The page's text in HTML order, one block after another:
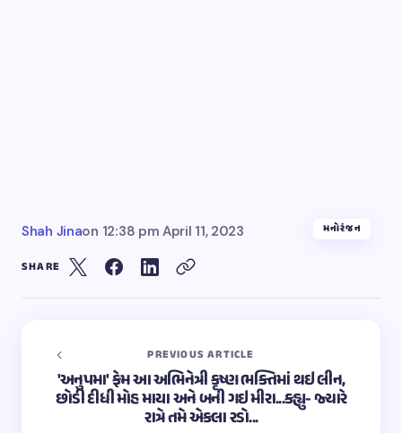
Shah Jinaon 12:38 pm April 11, 2023 મનોરંજન
SHARE
PREVIOUS ARTICLE
'અનુપમા' ફેમ આ અભિનેત્રી કૃષ્ણ ભક્તિમાં થઇ લીન,
છોડી દીધી મોહ માયા અને બની ગઇ મીરા...કહ્યુ- જ્યારે
રાત્રે તમે એકલા રડો...